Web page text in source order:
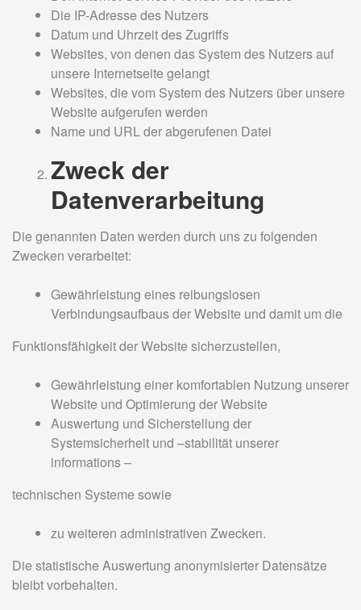
Die IP-Adresse des Nutzers
Datum und Uhrzeit des Zugriffs
Websites, von denen das System des Nutzers auf
unsere Internetseite gelangt
Websites, die vom System des Nutzers über unsere
Website aufgerufen werden
Name und URL der abgerufenen Datei
Zweck der
Datenverarbeitung
Die genannten Daten werden durch uns zu folgenden
Zwecken verarbeitet:
Gewährleistung eines reibungslosen
Verbindungsaufbaus der Website und damit um die
Funktionsfähigkeit der Website sicherzustellen,
Gewährleistung einer komfortablen Nutzung unserer
Website und Optimierung der Website
Auswertung und Sicherstellung der
Systemsicherheit und –stabilität unserer
informations –
technischen Systeme sowie
zu weiteren administrativen Zwecken.
Die statistische Auswertung anonymisierter Datensätze
bleibt vorbehalten.